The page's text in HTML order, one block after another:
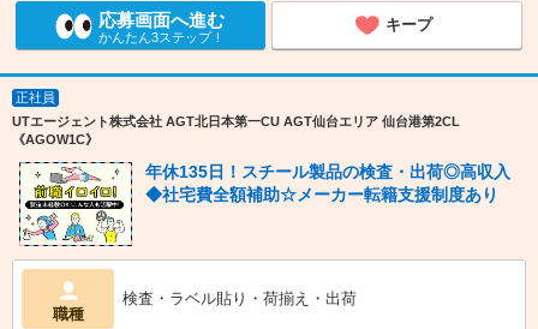
応募画面へ進む
かんたん3ステップ！
キープ
正社員
UTエージェント株式会社 AGT北日本第一CU AGT仙台エリア 仙台港第2CL
《AGOW1C》
年休135日！スチール製品の検査・出荷◎高収入
◆社宅費全額補助☆メーカー転籍支援制度あり
職種
検査・ラベル貼り・荷揃え・出荷